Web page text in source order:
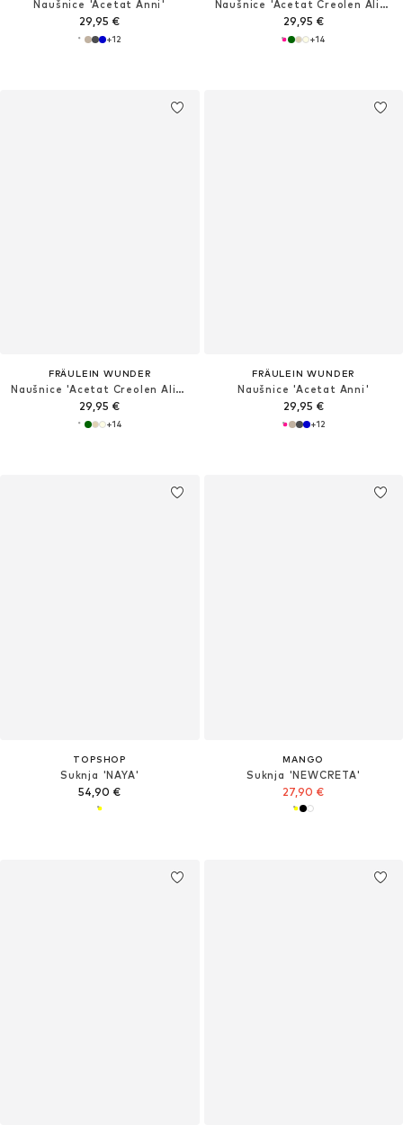
Naušnice 'Acetat Anni'
29,95 €
+12
Naušnice 'Acetat Creolen Alice'
29,95 €
+14
FRÄULEIN WUNDER
Naušnice 'Acetat Creolen Alice'
29,95 €
+14
FRÄULEIN WUNDER
Naušnice 'Acetat Anni'
29,95 €
+12
TOPSHOP
Suknja 'NAYA'
54,90 €
MANGO
Suknja 'NEWCRETA'
27,90 €